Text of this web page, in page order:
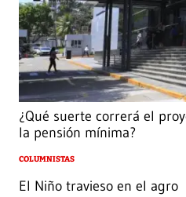
¿Qué suerte correrá el
la pensión mínima?
COLUMNISTAS
El Niño travieso en el agro